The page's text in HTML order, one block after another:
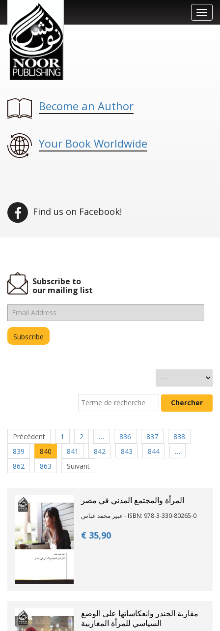
Become an Author
Your Book Worldwide
Find us on Facebook!
Subscribe to
our mailing list
Précédent 1 2 … 836 837
838
839
840 841 842 843 844
…
862
863 Suivant
المرأة والمجتمع المدني في مصر
عبير محمد عباس - ISBN: 978-3-330-80265-0
€ 35,90
مقاربة الجندر وانعكاساتها على الوضع
السياسي للمرأة المغاربية